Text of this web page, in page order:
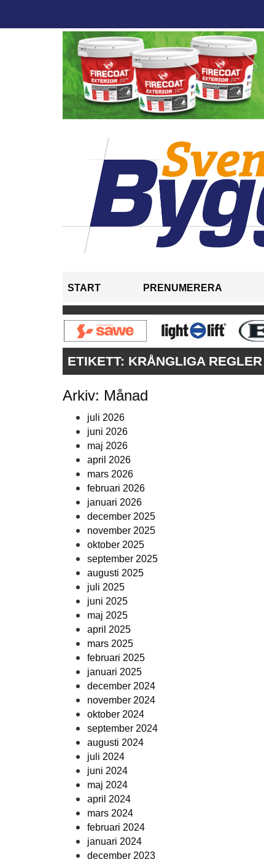
START PRENUMERERA
ETIKETT: KRÅNGLIGA REGLER
Arkiv: Månad
juli 2026
juni 2026
maj 2026
april 2026
mars 2026
februari 2026
januari 2026
december 2025
november 2025
oktober 2025
september 2025
augusti 2025
juli 2025
juni 2025
maj 2025
april 2025
mars 2025
februari 2025
januari 2025
december 2024
november 2024
oktober 2024
september 2024
augusti 2024
juli 2024
juni 2024
maj 2024
april 2024
mars 2024
februari 2024
januari 2024
december 2023